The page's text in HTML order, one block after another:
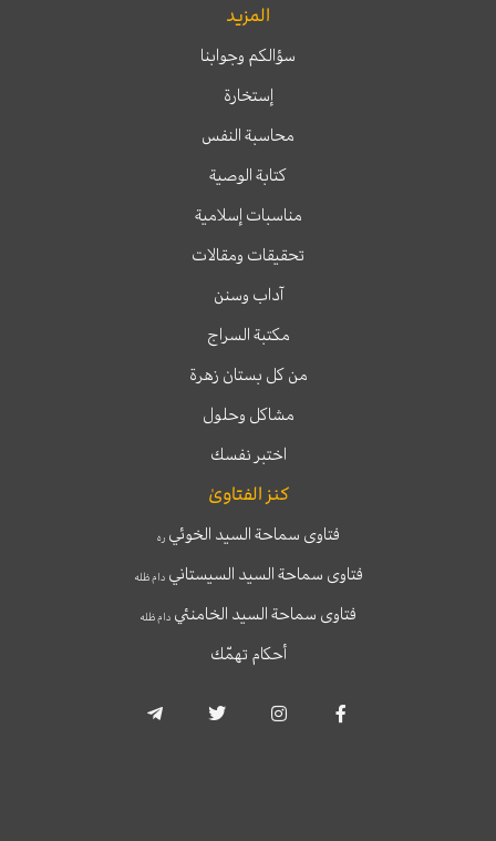
المزيد
سؤالكم وجوابنا
إستخارة
محاسبة النفس
كتابة الوصية
مناسبات إسلامية
تحقيقات ومقالات
آداب وسنن
مكتبة السراج
من كل بستان زهرة
مشاكل وحلول
اختبر نفسك
كنز الفتاوىٰ
فتاوى سماحة السيد الخوئيره
فتاوى سماحة السيد السيستانيدام ظله
فتاوى سماحة السيد الخامنئي دام ظله
أحكام تهمّك
c
s
i
l